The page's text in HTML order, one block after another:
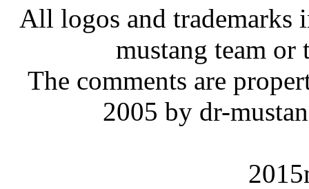
All logos and trademarks
mustang team or
The comments are
2005 by dr-